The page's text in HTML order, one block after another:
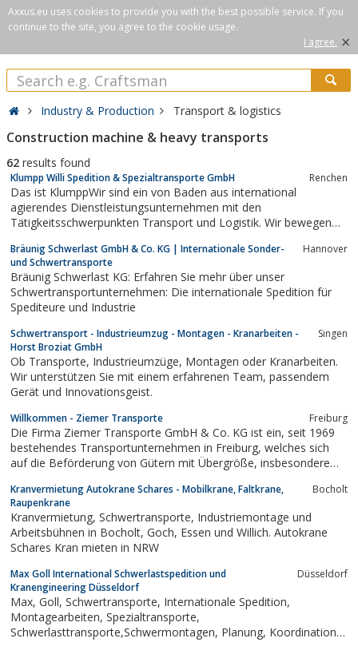
Axxus.eu uses cookies to provide you with the best possible service. If you
continue to the site, you agree to the cookie usage.
I agree. ×
Industry & Production Transport & logistics
Construction machine & heavy transports
62 results found
Klumpp Willi Spedition & Spezialtransporte GmbH Renchen
Das ist KlumppWir sind ein von Baden aus international
agierendes Dienstleistungsunternehmen mit den
Tätigkeitsschwerpunkten Transport und Logistik. Wir bewegen
bewegen auch unsere Kunden: mit einer ungewohnten
Bräunig Schwerlast GmbH & Co. KG | Internationale Sonder-
und Schwertransporte
Hannover
Bräunig Schwerlast KG: Erfahren Sie mehr über unser
Schwertransportunternehmen: Die internationale Spedition für
Spediteure und Industrie
Schwertransport - Industrieumzug - Montagen - Kranarbeiten -
Horst Broziat GmbH
Singen
Ob Transporte, Industrieumzüge, Montagen oder Kranarbeiten.
Wir unterstützen Sie mit einem erfahrenen Team, passendem
Gerät und Innovationsgeist.
Willkommen - Ziemer Transporte Freiburg
Die Firma Ziemer Transporte GmbH & Co. KG ist ein, seit 1969
bestehendes Transportunternehmen in Freiburg, welches sich
auf die Beförderung von Gütern mit Übergröße, insbesondere
Kranvermietung Autokrane Schares - Mobilkrane, Faltkrane,
Raupenkrane
Bocholt
Kranvermietung, Schwertransporte, Industriemontage und
Arbeitsbühnen in Bocholt, Goch, Essen und Willich. Autokrane
Schares Kran mieten in NRW
Max Goll International Schwerlastspedition und
Kranengineering Düsseldorf
Düsseldorf
Max, Goll, Schwertransporte, Internationale Spedition,
Montagearbeiten, Spezialtransporte,
Schwerlasttransporte,Schwermontagen, Planung, Koordination,